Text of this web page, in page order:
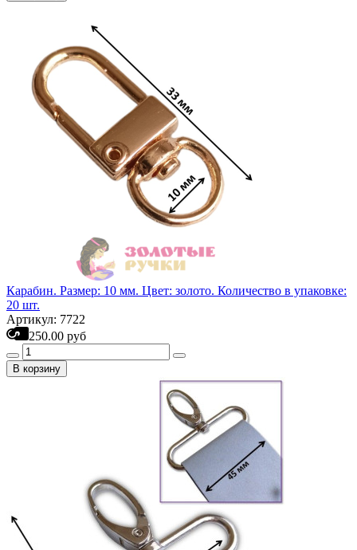
Карабин. Размер: 10 мм. Цвет: золото. Количество в упаковке:
20 шт.
Артикул: 7722
250.00 руб
В корзину